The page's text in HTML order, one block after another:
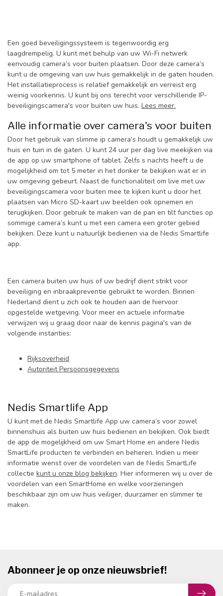
Een goed beveiligingssysteem is tegenwoordig erg
laagdrempelig. U kunt met behulp van uw Wi-Fi netwerk
eenvoudig camera’s voor buiten plaatsen. Door deze camera’s
kunt u de omgeving van uw huis gemakkelijk in de gaten houden.
Het installatieprocess is relatief gemakkelijk en verreist erg
weinig voorkennis. U kunt bij ons terecht voor verschillende IP-
beveiligingscamera's voor buiten uw huis. Lees meer.
Alle informatie over camera's voor buiten
Door het gebruik van slimme ip camera’s houdt u gemakkelijk uw
huis en tuin in de gaten. U kunt 24 uur per dag live meekijken via
de app op uw smartphone of tablet. Zelfs s nachts heeft u de
mogelijkheid om tot 5 meter in het donker te bekijken wat er in
uw omgeving gebeurt. Naast de functionaliteit om live met uw
beveiligingscamera voor buiten mee te kijken kunt u door het
plaatsen van Micro SD-kaart uw beelden ook opnemen en
terugkijken. Door gebruik te maken van de pan en tilt functies op
sommige camera’s kunt u met een camera een groter gebied
bekijken. Deze kunt u natuurlijk bedienen via de Nedis Smartlife
app.
Een camera buiten uw huis of uw bedrijf dient strikt voor
beveiliging en inbraakpreventie gebruikt te worden. Binnen
Nederland dient u zich ook te houden aan de hiervoor
opgestelde wetgeving. Voor meer en actuele informatie
verwijzen wij u graag door naar de kennis pagina's van de
volgende instanties:
Rijksoverheid
Autoriteit Persoonsgegevens
Nedis Smartlife App
U kunt met de Nedis Smartlife App uw camera’s voor zowel
binnenshuis als buiten uw huis bedienen en bekijken. Ook biedt
de app de mogelijkheid om uw Smart Home en andere Nedis
SmartLife producten te verbinden en beheren. Indien u meer
informatie wenst over de voordelen van de Nedis SmartLife
collectie kunt u onze blog bekijken. Hier informeren wij u over de
voordelen van een SmartHome en welke voorzieningen
beschikbaar zijn om uw huis veiliger, duurzamer en slimmer te
maken.
Abonneer je op onze nieuwsbrief!